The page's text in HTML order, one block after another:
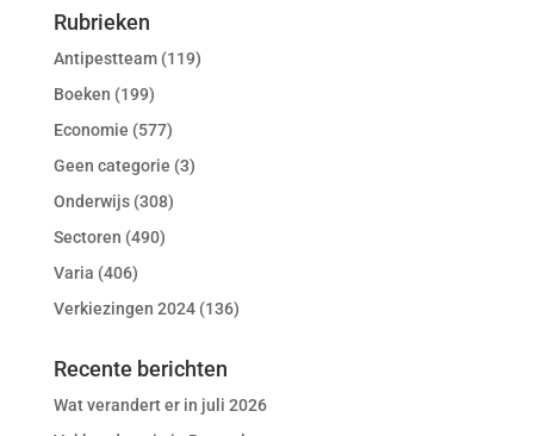
Rubrieken
Antipestteam(119)
Boeken (199)
Economie (577)
Geen categorie (3)
Onderwijs(308)
Sectoren (490)
Varia (406)
Verkiezingen 2024(136)
Recente berichten
Wat verandert er in juli 2026